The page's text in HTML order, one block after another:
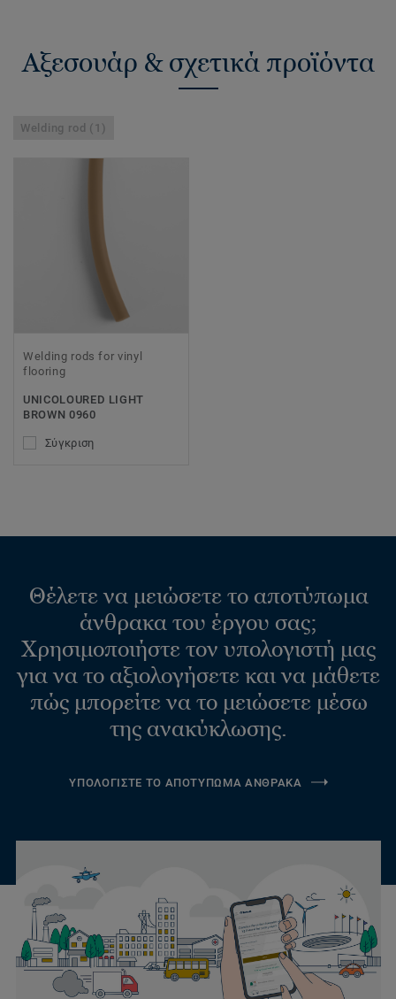
Αξεσουάρ & σχετικά προϊόντα
Welding rod (1)
Welding rods for vinyl
flooring
UNICOLOURED LIGHT
BROWN 0960
Σύγκριση
Θέλετε να μειώσετε το αποτύπωμα
άνθρακα του έργου σας;
Χρησιμοποιήστε τον υπολογιστή μας
για να το αξιολογήσετε και να μάθετε
πώς μπορείτε να το μειώσετε μέσω
της ανακύκλωσης.
ΥΠΟΛΟΓΙΣΤΕ ΤΟ ΑΠΟΤΥΠΩΜΑ ΑΝΘΡΑΚΑ